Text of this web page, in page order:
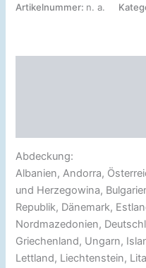
Artikelnummer: n. a.
Abdeckung:
Albanien, Andorra,
und Herzegowina,
Republik, Dänemark,
Nordmazedonien,
Griechenland, Ungarn,
Lettland, Liechtenstein,